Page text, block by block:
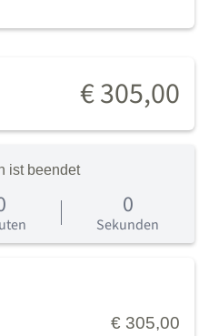
€ 305,00
ist beendet
0
Sekunden
€ 305,00